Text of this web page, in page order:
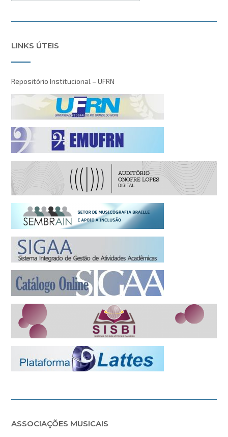
LINKS ÚTEIS
Repositório Institucional – UFRN
ASSOCIAÇÕES MUSICAIS